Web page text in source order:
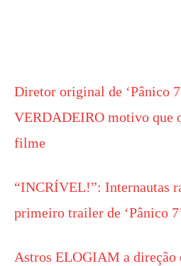
Diretor original de ‘Pânico
VERDADEIRO motivo que
filme
“INCRÍVEL!”: Internautas
primeiro trailer de ‘Pânico
Astros ELOGIAM a